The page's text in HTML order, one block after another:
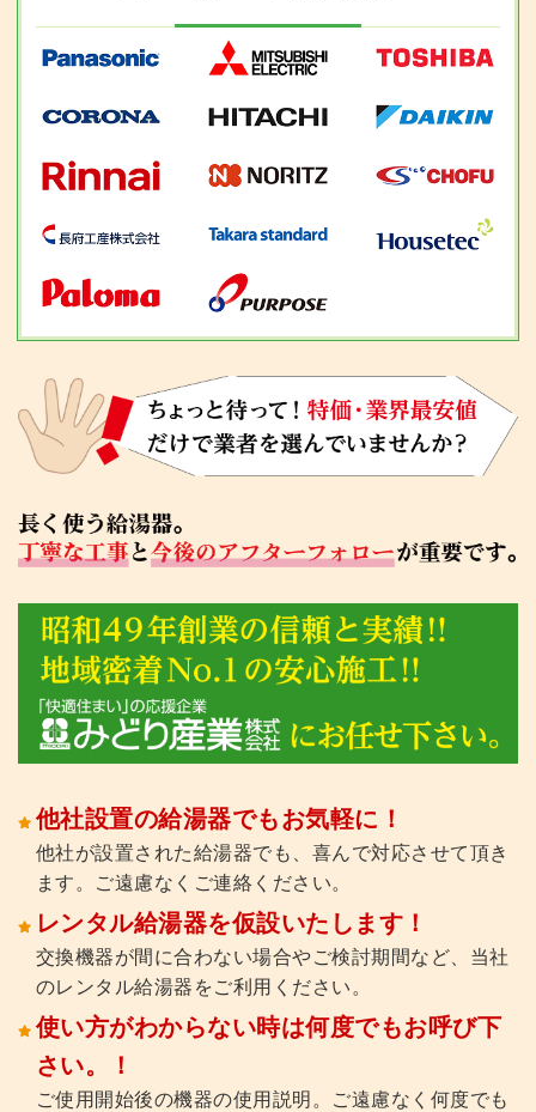
他社設置の給湯器でもお気軽に！
他社が設置された給湯器でも、喜んで対応させて頂き
ます。ご遠慮なくご連絡ください。
レンタル給湯器を仮設いたします！
交換機器が間に合わない場合やご検討期間など、当社
のレンタル給湯器をご利用ください。
使い方がわからない時は何度でもお呼び下
さい。！
ご使用開始後の機器の使用説明。ご遠慮なく何度でも